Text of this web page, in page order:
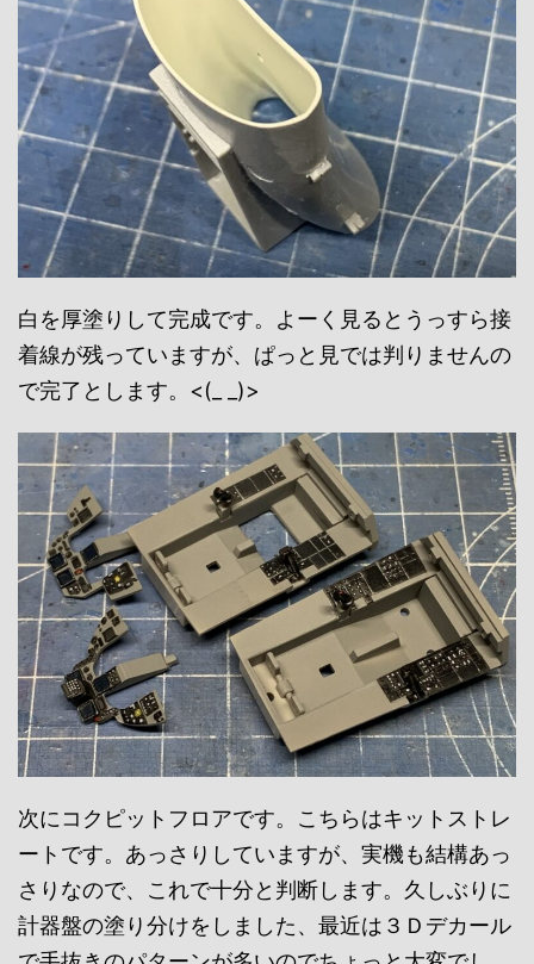
白を厚塗りして完成です。よーく見るとうっすら接
着線が残っていますが、ぱっと見では判りませんの
で完了とします。<(_ _)>
次にコクピットフロアです。こちらはキットストレ
ートです。あっさりしていますが、実機も結構あっ
さりなので、これで十分と判断します。久しぶりに
計器盤の塗り分けをしました、最近は３Ｄデカール